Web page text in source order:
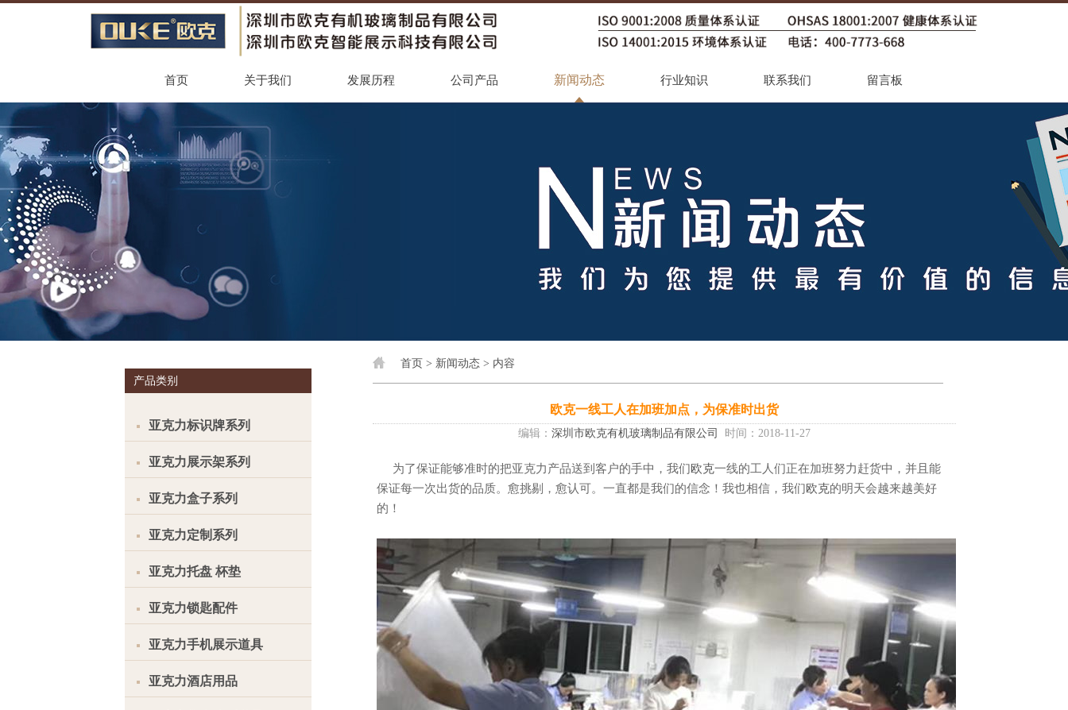
首页 关于我们 发展历程 公司产品 新闻动态 行业知识 联系我们 留言板
产品类别
亚克力标识牌系列
亚克力展示架系列
亚克力盒子系列
亚克力定制系列
亚克力托盘 杯垫
亚克力锁匙配件
亚克力手机展示道具
亚克力酒店用品
首页 > 新闻动态 > 内容
欧克一线工人在加班加点，为保准时出货
编辑： 深圳市欧克有机玻璃制品有限公司 时间：2018-11-27
为了保证能够准时的把亚克力产品送到客户的手中，我们欧克一线的工人们正在加班努力赶货中，并且能
保证每一次出货的品质。愈挑剔，愈认可。一直都是我们的信念！我也相信，我们欧克的明天会越来越美好
的！